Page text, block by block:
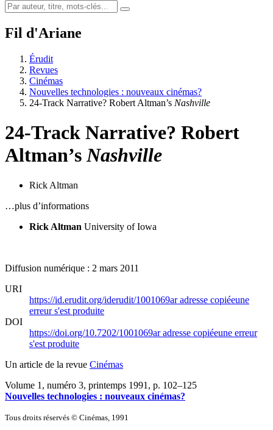
Fil d'Ariane
Érudit
Revues
Cinémas
Nouvelles technologies : nouveaux cinémas?
24-Track Narrative? Robert Altman’s Nashville
24-Track Narrative? Robert
Altman’s Nashville
Rick Altman
…plus d’informations
Rick Altman University of Iowa
Diffusion numérique : 2 mars 2011
URI
https://id.erudit.org/iderudit/1001069aradresse copiéeune
erreur s'est produite
DOI
https://doi.org/10.7202/1001069aradresse copiéeune erreur
s'est produite
Un article de la revue Cinémas
Volume 1, numéro 3, printemps 1991 , p. 102–125
Nouvelles technologies : nouveaux cinémas?
Tous droits réservés © Cinémas, 1991